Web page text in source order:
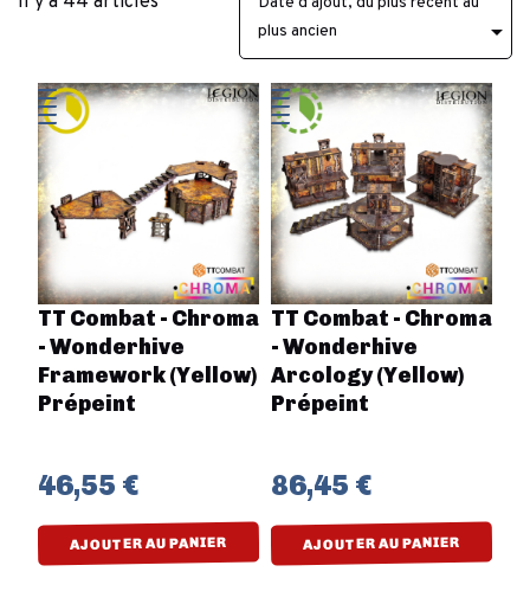
plus ancien

TT Combat - Chroma
- Wonderhive
Framework (Yellow)
Prépeint
46,55 €
AJOUTER AU PANIER
TT Combat - Chroma
- Wonderhive
Arcology (Yellow)
Prépeint
86,45 €
AJOUTER AU PANIER